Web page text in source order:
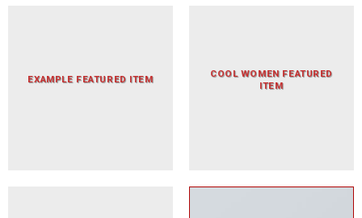
EXAMPLE FEATURED ITEM
COOL WOMEN FEATURED
ITEM